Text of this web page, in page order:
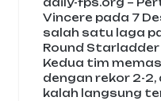
daily-fps.org –
Vincere pada 7
salah satu laga
Round
Kedua tim
dengan rekor 2-
kalah langsung